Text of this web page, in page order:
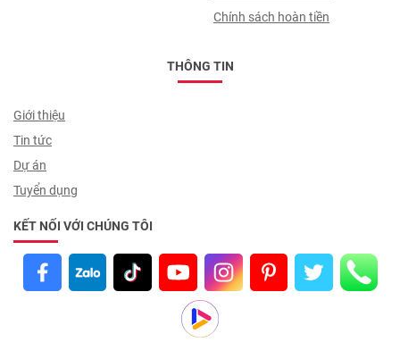
Chính sách hoàn tiền
THÔNG TIN
Giới thiệu
Tin tức
Dự án
Tuyển dụng
KẾT NỐI VỚI CHÚNG TÔI